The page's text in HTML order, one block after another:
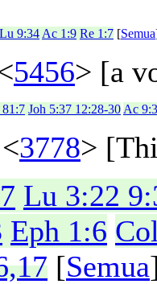
Lu 9:34 Ac 1:9 Re 1:7 [Semua
5456> [a
81:7 Joh 5:37 12:28-30 Ac
<3778>
Lu 3:22
Eph 1:6
[Semua